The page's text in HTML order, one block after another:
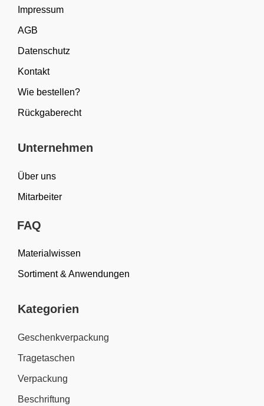
Impressum
AGB
Datenschutz
Kontakt
Wie bestellen?
Rückgaberecht
Unternehmen
Über uns
Mitarbeiter
FAQ
Materialwissen
Sortiment & Anwendungen
Kategorien
Geschenkverpackung
Tragetaschen
Verpackung
Beschriftung